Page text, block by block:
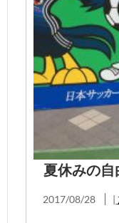
夏休みの
2017/08/28 |